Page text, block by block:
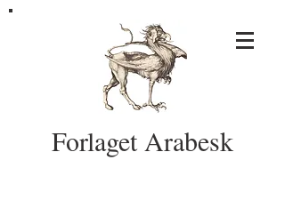
Forlaget Arabesk